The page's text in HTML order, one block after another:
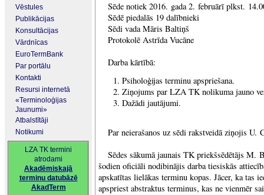
Vēstules
Publikācijas
Konsultācijas
Vārdnīcas
EuroTermBank
Par portālu
Kontakti
Resursi internetā
«Terminoloģijas
Jaunumi»
Atbalstītāji
Notikumi
LZA TK termini
atrodami
Akadēmiskajā
terminu datubāzē
AkadTerm
Sēde notiek 2016. gada 2. februārī plkst.
Sēdē piedalās 19 dalībnieki
Sēdi vada Māris Baltiņš
Protokolē Astrīda Vucāne
Darba kārtībā:
Psiholoģijas terminu apspriešana.
Ziņojums par LZA TK nolikuma jauno
Dažādi jautājumi.
Par neierašanos uz sēdi rakstveidā ziņojis
Sēdes sākumā jaunais TK priekšsēdētājs M.
šodien oficiāli nodibinājis darba tiesiskās
apskatītas lielākas terminu kopas. Jācer, ka tas
apspriest abstraktus terminus, kas ne vienmēr